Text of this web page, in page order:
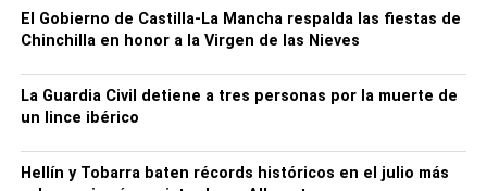
La formación iniciada hoy se extenderá también a lo largo
El Gobierno de Castilla-La Mancha respalda las fiestas de
Chinchilla en honor a la Virgen de las Nieves
La Guardia Civil detiene a tres personas por la muerte de
un lince ibérico
Hellín y Tobarra baten récords históricos en el julio más